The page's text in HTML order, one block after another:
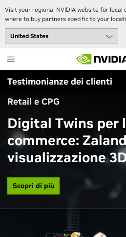
Visit your regional NVIDIA website for local
where to buy partners specific to your
to
main
content
Testimonianze dei clienti
Retail e CPG
Digital Twins per
commerce:
visualizzazione
Scopri di più